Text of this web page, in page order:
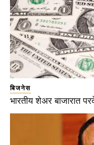
बिजनेस
भारतीय शेअर बाजारात